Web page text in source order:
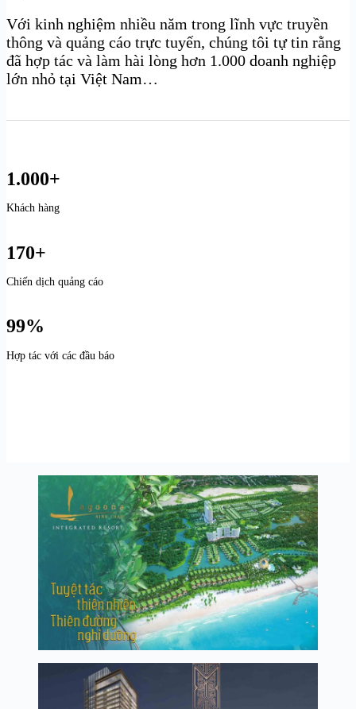
Với kinh nghiệm nhiều năm trong lĩnh vực truyền
thông và quảng cáo trực tuyến, chúng tôi tự tin rằng
đã hợp tác và làm hài lòng hơn 1.000 doanh nghiệp
lớn nhỏ tại Việt Nam…
1.000+
Khách hàng
170+
Chiến dịch quảng cáo
99%
Hợp tác với các đầu báo